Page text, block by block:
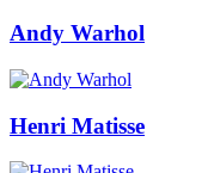
Andy Warhol
Henri Matisse